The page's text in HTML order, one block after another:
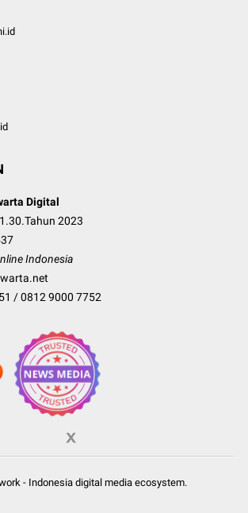
Digital
2023
Indonesia
/0812 9000 7752
- Indonesia digital media ecosystem.